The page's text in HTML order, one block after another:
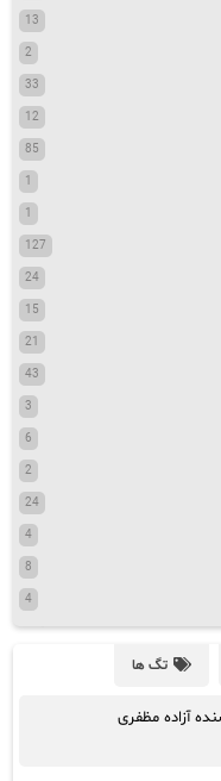
13
2
33
12
85
1
1
127
24
15
21
43
3
6
2
24
4
8
4
تگ ها
آزاده مظفری